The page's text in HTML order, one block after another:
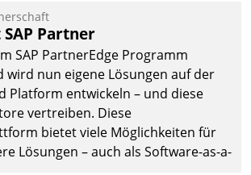
und
Lösung.
setzte
Partner
SAP PartnerEdge Programm
wird nun eigene Lösungen auf der
Platform entwickeln – und diese
vertreiben. Diese
bietet viele Möglichkeiten für
Lösungen – auch als Software-as-a-